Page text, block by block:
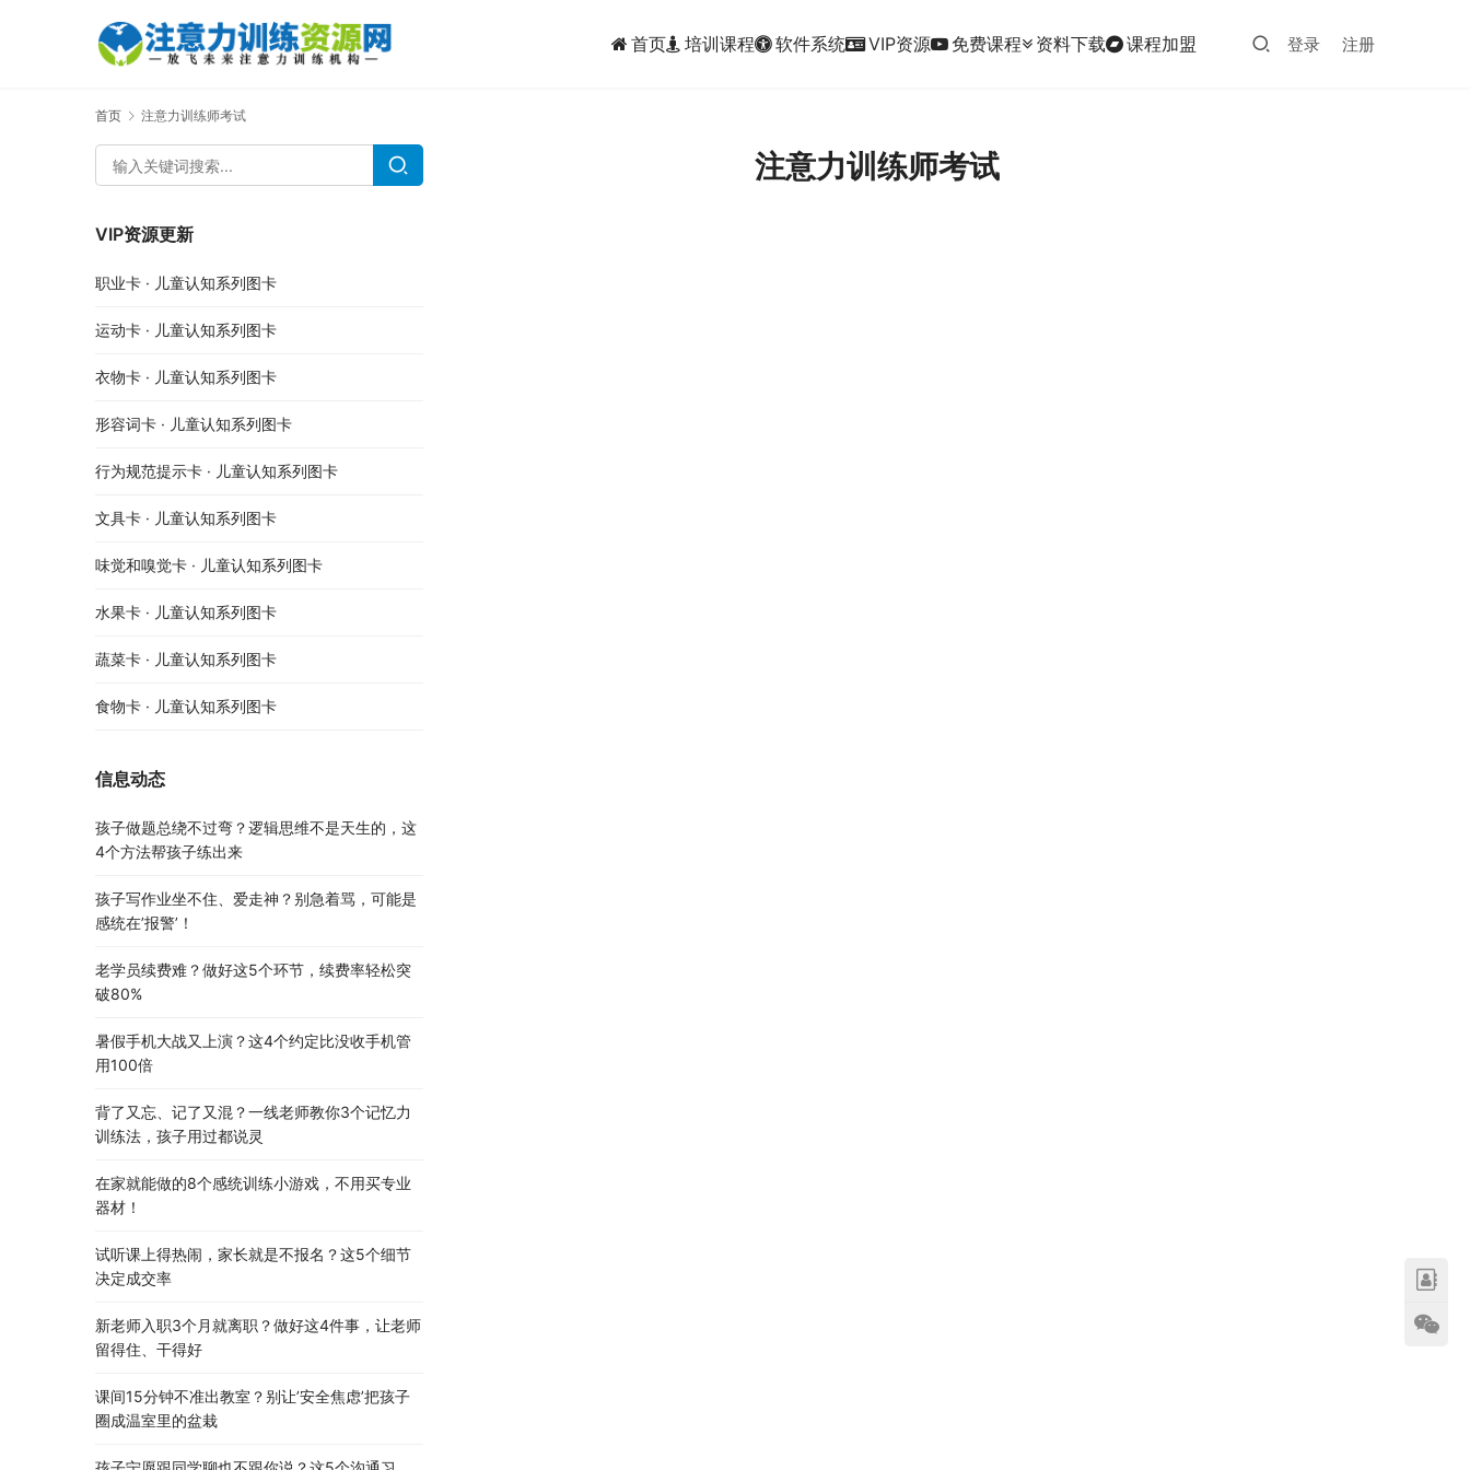
首页 培训课程 软件系统 VIP资源 免费课程 资料下载 课程加盟 登录 注册
首页 注意力训练师考试
注意力训练师考试
VIP资源更新
职业卡 · 儿童认知系列图卡
运动卡 · 儿童认知系列图卡
衣物卡 · 儿童认知系列图卡
形容词卡 · 儿童认知系列图卡
行为规范提示卡 · 儿童认知系列图卡
文具卡 · 儿童认知系列图卡
味觉和嗅觉卡 · 儿童认知系列图卡
水果卡 · 儿童认知系列图卡
蔬菜卡 · 儿童认知系列图卡
食物卡 · 儿童认知系列图卡
信息动态
孩子做题总绕不过弯？逻辑思维不是天生的，这
4个方法帮孩子练出来
孩子写作业坐不住、爱走神？别急着骂，可能是
感统在’报警’！
老学员续费难？做好这5个环节，续费率轻松突
破80%
暑假手机大战又上演？这4个约定比没收手机管
用100倍
背了又忘、记了又混？一线老师教你3个记忆力
训练法，孩子用过都说灵
在家就能做的8个感统训练小游戏，不用买专业
器材！
试听课上得热闹，家长就是不报名？这5个细节
决定成交率
新老师入职3个月就离职？做好这4件事，让老师
留得住、干得好
课间15分钟不准出教室？别让’安全焦虑’把孩子
圈成温室里的盆栽